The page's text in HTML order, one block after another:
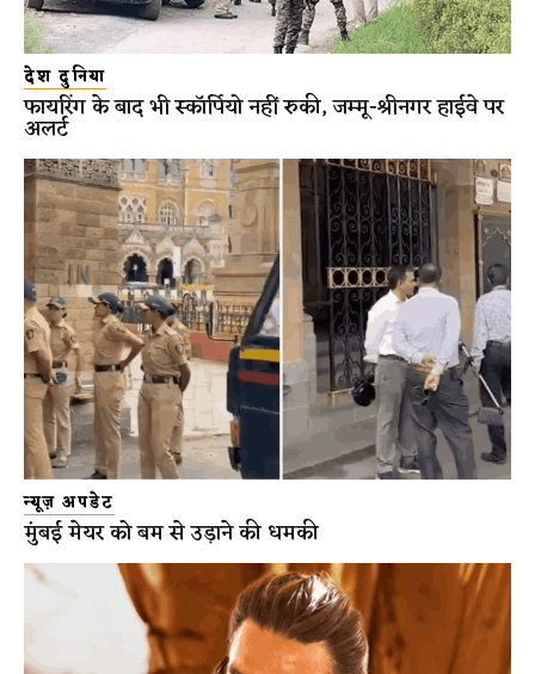
देश दुनिया
फायरिंग के बाद भी स्कॉर्पियो नहीं रुकी, जम्मू-श्रीनगर हाईवे पर
अलर्ट
न्यूज़ अपडेट
मुंबई मेयर को बम से उड़ाने की धमकी